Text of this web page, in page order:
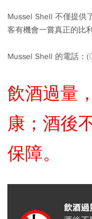
Mussel Shell 不僅提供
客有機會一嘗真正的比
Mussel Shell 的電話
飲酒過量
康；酒後
保障。